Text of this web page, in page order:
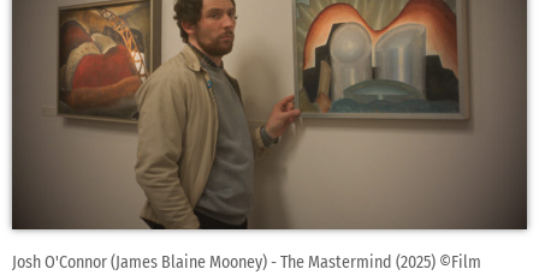
Josh O'Connor (James Blaine Mooney) - The Mastermind (2025) ©Film